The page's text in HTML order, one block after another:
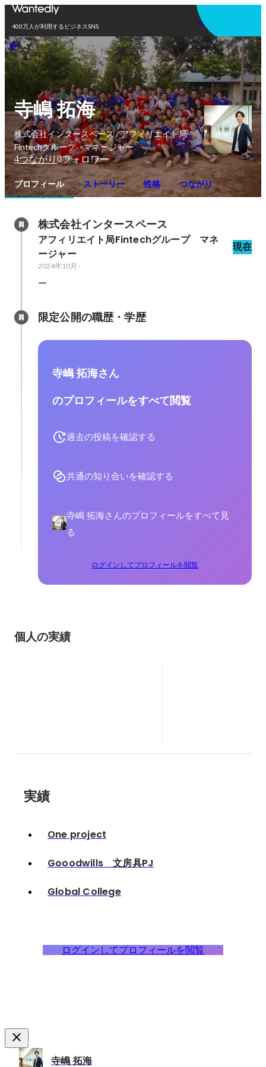
400万人が利用するビジネスSNS
アプリを使う
寺嶋 拓海
株式会社インタースペース / アフィリエイト局
Fintechグループ マネージャー
4つながり0フォロワー
プロフィール ストーリー 性格 つながり
株式会社インタースペース
アフィリエイト局Fintechグループ　マネ
ージャー
現在
2024年10月 -
ー
限定公開の職歴・学歴
寺嶋 拓海さん
のプロフィールをすべて閲覧
過去の投稿を確認する
共通の知り合いを確認する
寺嶋 拓海さんのプロフィールをすべて見
る
ログインしてプロフィールを閲覧
個人の実績
実績
One project
Gooodwills 文房具PJ
Global College
ログインしてプロフィールを閲覧
寺嶋 拓海